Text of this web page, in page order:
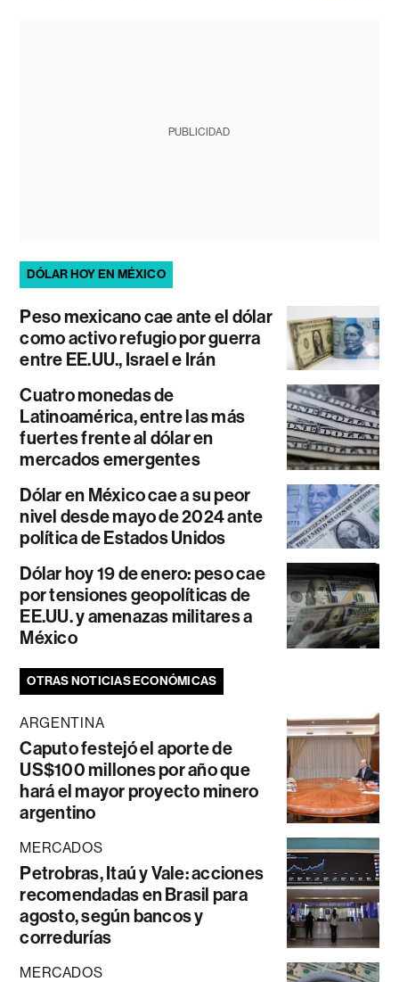
PUBLICIDAD
DÓLAR HOY EN MÉXICO
Peso mexicano cae ante el dólar
como activo refugio por guerra
entre EE.UU., Israel e Irán
Cuatro monedas de
Latinoamérica, entre las más
fuertes frente al dólar en
mercados emergentes
Dólar en México cae a su peor
nivel desde mayo de 2024 ante
política de Estados Unidos
Dólar hoy 19 de enero: peso cae
por tensiones geopolíticas de
EE.UU. y amenazas militares a
México
OTRAS NOTICIAS ECONÓMICAS
ARGENTINA
Caputo festejó el aporte de
US$100 millones por año que
hará el mayor proyecto minero
argentino
MERCADOS
Petrobras, Itaú y Vale: acciones
recomendadas en Brasil para
agosto, según bancos y
corredurías
MERCADOS